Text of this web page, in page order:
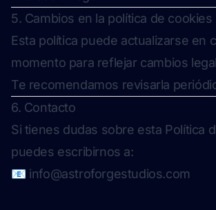
5. Cambios en la política de cookies
Esta política puede actualizarse en
momento para reflejar cambios
Te recomendamos revisarla
6. Contacto
Si tienes dudas sobre esta Política
puedes escribirnos a:
📧 info@astroforgestudios.com